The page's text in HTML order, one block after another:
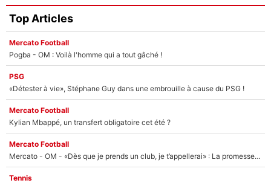
Top Articles
Mercato Football
Pogba - OM : Voilà l'homme qui a tout gâché !
PSG
«Détester à vie», Stéphane Guy dans une embrouille à cause du PSG !
Mercato Football
Kylian Mbappé, un transfert obligatoire cet été ?
Mercato Football
Mercato - OM - «Dès que je prends un club, je t’appellerai» : La promesse de Marcelino au moment de claquer la porte
Tennis